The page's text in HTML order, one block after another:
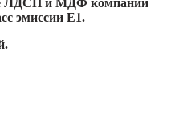
ЛДСП и МДФ компании
эмиссии Е1.